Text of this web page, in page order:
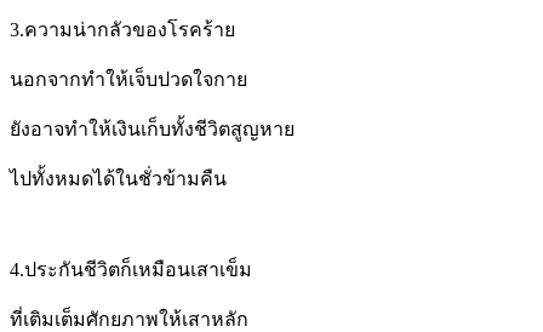
3.ความน่ากลัวของโรคร้าย
นอกจากทำให้เจ็บปวดใจกาย
ยังอาจทำให้เงินเก็บทั้งชีวิตสูญหาย
ไปทั้งหมดได้ในชั่วข้ามคืน
4.ประกันชีวิตก็เหมือนเสาเข็ม
ที่เติมเต็มศักยภาพให้เสาหลัก